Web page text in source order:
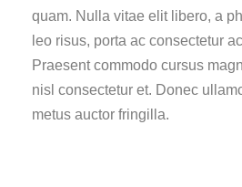
quam. Nulla vitae elit libero, a
leo risus, porta ac consectetur
Praesent commodo cursus
nisl consectetur et. Donec
metus auctor fringilla.